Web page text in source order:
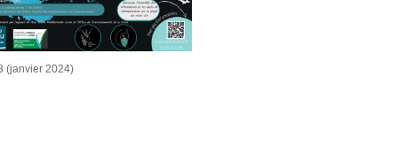
(janvier 2024)